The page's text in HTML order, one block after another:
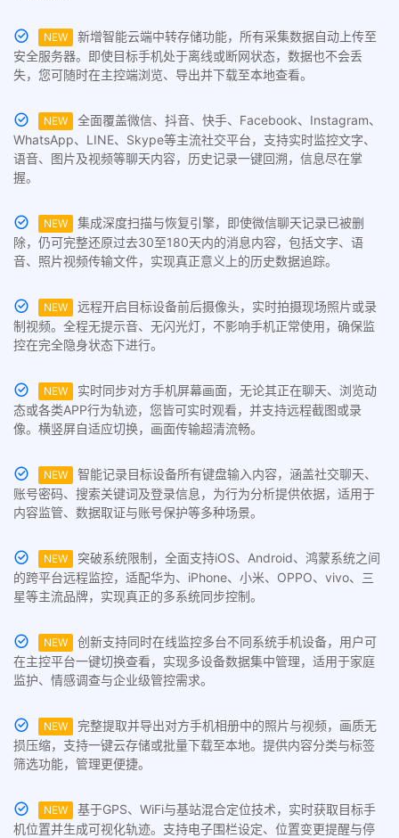
NEW
新增智能云端中转存储功能，所有采集数据自动上传至
安全服务器。即使目标手机处于离线或断网状态，数据也不会丢
失，您可随时在主控端浏览、导出并下载至本地查看。
NEW
全面覆盖微信、抖音、快手、Facebook、Instagram、
WhatsApp、LINE、Skype等主流社交平台，支持实时监控文字、
语音、图片及视频等聊天内容，历史记录一键回溯，信息尽在掌
握。
NEW
集成深度扫描与恢复引擎，即使微信聊天记录已被删
除，仍可完整还原过去30至180天内的消息内容，包括文字、语
音、照片视频传输文件，实现真正意义上的历史数据追踪。
NEW
远程开启目标设备前后摄像头，实时拍摄现场照片或录
制视频。全程无提示音、无闪光灯，不影响手机正常使用，确保监
控在完全隐身状态下进行。
NEW
实时同步对方手机屏幕画面，无论其正在聊天、浏览动
态或各类APP行为轨迹，您皆可实时观看，并支持远程截图或录
像。横竖屏自适应切换，画面传输超清流畅。
NEW
智能记录目标设备所有键盘输入内容，涵盖社交聊天、
账号密码、搜索关键词及登录信息，为行为分析提供依据，适用于
内容监管、数据取证与账号保护等多种场景。
NEW
突破系统限制，全面支持iOS、Android、鸿蒙系统之间
的跨平台远程监控，适配华为、iPhone、小米、OPPO、vivo、三
星等主流品牌，实现真正的多系统同步控制。
NEW
创新支持同时在线监控多台不同系统手机设备，用户可
在主控平台一键切换查看，实现多设备数据集中管理，适用于家庭
监护、情感调查与企业级管控需求。
NEW
完整提取并导出对方手机相册中的照片与视频，画质无
损压缩，支持一键云存储或批量下载至本地。提供内容分类与标签
筛选功能，管理更便捷。
NEW
基于GPS、WiFi与基站混合定位技术，实时获取目标手
机位置并生成可视化轨迹。支持电子围栏设定、位置变更提醒与停